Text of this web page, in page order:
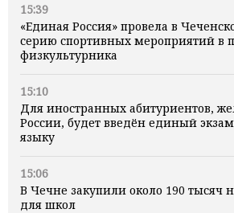
15:39
«Единая Россия» провела в
серию спортивных мероприятий в
физкультурника
15:10
Для иностранных абитуриентов,
России, будет введён единый
языку
15:06
В Чечне закупили около 190 тысяч
для школ